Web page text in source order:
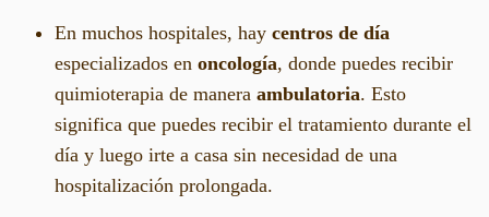
En muchos hospitales, hay centros de día
especializados en oncología, donde puedes recibir
quimioterapia de manera ambulatoria. Esto
significa que puedes recibir el tratamiento durante el
día y luego irte a casa sin necesidad de una
hospitalización prolongada.